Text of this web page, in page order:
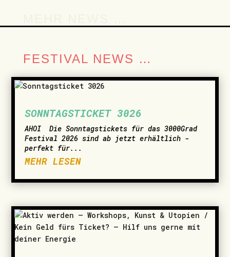
FESTIVAL NEWS …
SONNTAGSTICKET 3026
AHOI ­ Die Sonntagstickets für das 3000Grad
Festival 2026 sind ab jetzt erhältlich -
perfekt für...
MEHR LESEN